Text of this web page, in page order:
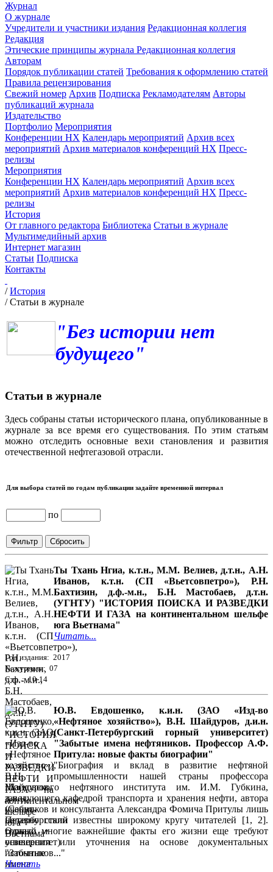
Журнал
О журнале
Учредители и участники издания Редакционная коллегия
Редакция
Этические принципы журнала Редакционная коллегия
Авторам
Порядок публикации статей Требования к оформлению статей
Правила рецензирования
Свежий номер Архив Подписка Рекламодателям Авторы
публикаций журнала
Издательство
Портфолио Мероприятия
Конференции НХ Календарь мероприятий Архив всех
мероприятий Архив материалов конференций НХ Пресс-
релизы
Мероприятия
Конференции НХ Календарь мероприятий Архив всех
мероприятий Архив материалов конференций НХ Пресс-
релизы
История
От главного редактора Библиотека Статьи в журнале
Мультимедийный архив
Интернет магазин
Статьи Подписка
Контакты
/История
/Статьи в журнале
"Без истории нет
будущего"
Статьи в журнале
Здесь собраны статьи исторического плана, опубликованные в
журнале за все время его существования. По этим статьям
можно отследить основные вехи становления и развития
отечественной нефтегазовой отрасли.
Для выбора статей по годам публикации задайте временной интервал
по
Ты Тхань Нгиа, к.т.н., М.М. Велиев, д.т.н., А.Н.
Иванов, к.т.н. (СП «Вьетсовпетро»), Р.Н.
Бахтизин, д.ф.-м.н., Б.Н. Мастобаев, д.т.н.
(УГНТУ) "ИСТОРИЯ ПОИСКА И РАЗВЕДКИ
НЕФТИ И ГАЗА на континентальном шельфе
юга Вьетнама"
Читать...
Год издания: 2017
№ журнала: 07
Стр. : 10-14
Ю.В. Евдошенко, к.и.н. (ЗАО «Изд-во
«Нефтяное хозяйство»), В.Н. Шайдуров, д.и.н.
(Санкт-Петербургский горный университет)
"Забытые имена нефтяников. Профессор А.Ф.
Притула: новые факты биографии"
"Биография и вклад в развитие нефтяной
промышленности нашей страны профессора
Московского нефтяного института им. И.М. Губкина,
заведующего кафедрой транспорта и хранения нефти, автора
учебников и консультанта Александра Фомича Притулы лишь
недавно стали известны широкому кругу читателей [1, 2].
Однако многие важнейшие факты его жизни еще требуют
освещения или уточнения на основе документальных
источников..."
Читать